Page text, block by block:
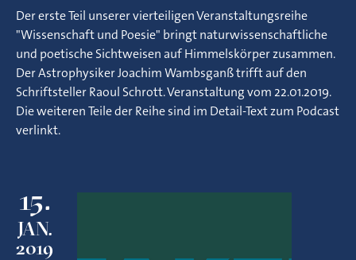
Der erste Teil unserer vierteiligen Veranstaltungsreihe
"Wissenschaft und Poesie" bringt naturwissenschaftliche
und poetische Sichtweisen auf Himmelskörper zusammen.
Der Astrophysiker Joachim Wambsganß trifft auf den
Schriftsteller Raoul Schrott. Veranstaltung vom 22.01.2019.
Die weiteren Teile der Reihe sind im Detail-Text zum Podcast
verlinkt.
15.
JAN.
2019